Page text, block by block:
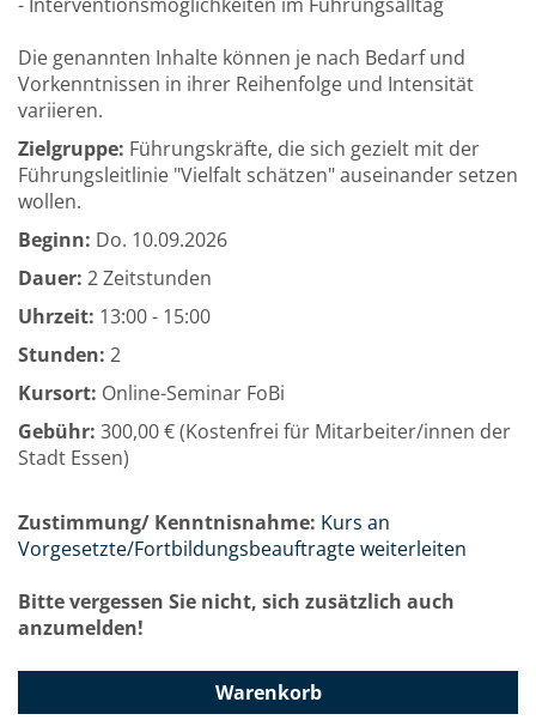
Die genannten Inhalte können je nach Bedarf und
Vorkenntnissen in ihrer Reihenfolge und Intensität
variieren.
Zielgruppe: Führungskräfte, die sich gezielt mit der
Führungsleitlinie "Vielfalt schätzen" auseinander setzen
wollen.
Beginn: Do. 10.09.2026
Dauer: 2 Zeitstunden
Uhrzeit: 13:00 - 15:00
Stunden: 2
Kursort: Online-Seminar FoBi
Gebühr: 300,00 € (Kostenfrei für Mitarbeiter/innen der
Stadt Essen)
Zustimmung/ Kenntnisnahme: Kurs an
Vorgesetzte/Fortbildungsbeauftragte weiterleiten
Bitte vergessen Sie nicht, sich zusätzlich auch
anzumelden!
Warenkorb